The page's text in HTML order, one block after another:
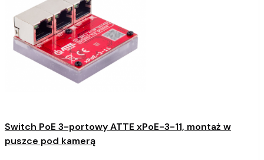
Switch PoE 3-portowy ATTE xPoE-3-11, montaż w
puszce pod kamerą